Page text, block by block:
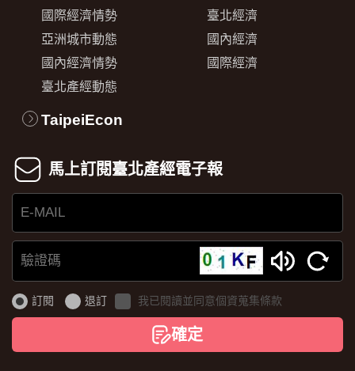
國際經濟情勢
亞洲城市動態
國內經濟情勢
臺北產經動態
臺北經濟
國內經濟
國際經濟
TaipeiEcon
馬上訂閱臺北產經電子報
E-
MAIL
證
碼
訂閱 退訂 我已閱讀並同意個資蒐集條款
確定